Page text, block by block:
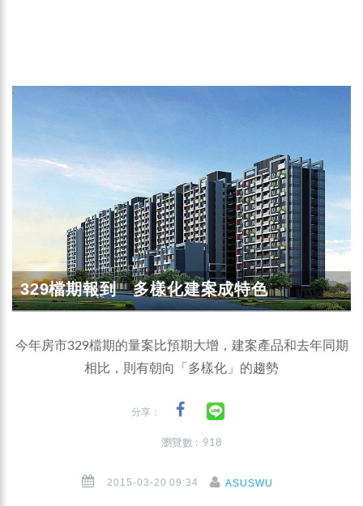
329檔期報到 多樣化建案成特色
今年房市329檔期的量案比預期大增，建案產品和去年同期
相比，則有朝向「多樣化」的趨勢
分享：
瀏覽數 : 918
2015-03-20 09:34 ASUSWU